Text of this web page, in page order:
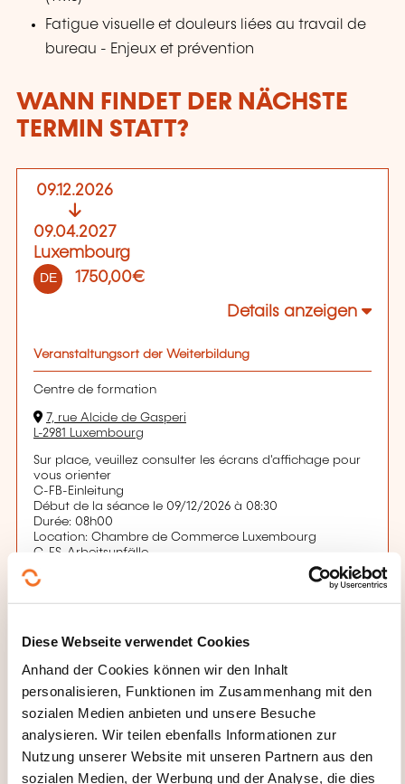
Diese Webseite verwendet Cookies
Anhand der Cookies können wir den Inhalt
personalisieren, Funktionen im Zusammenhang mit den
sozialen Medien anbieten und unsere Besuche
analysieren. Wir teilen ebenfalls Informationen zur
Nutzung unserer Website mit unseren Partnern aus den
sozialen Medien, der Werbung und der Analyse, die dies
Fatigue visuelle et douleurs liées au travail de
bureau - Enjeux et prévention
WANN FINDET DER NÄCHSTE
TERMIN STATT?
09.12.2026
09.04.2027
Luxembourg
DE 1750,00€
Details anzeigen
Veranstaltungsort der Weiterbildung
Centre de formation
7, rue Alcide de Gasperi
L-2981 Luxembourg
Sur place, veuillez consulter les écrans d'affichage pour
vous orienter
C-FB-Einleitung
Début de la séance le 09/12/2026 à 08:30
Durée: 08h00
Location: Chambre de Commerce Luxembourg
C-FS-Arbeitsunfälle
Début de la séance le 11/12/2026 à 13:30
Durée: 04h00
Durée: 04h00
C-FB-Methoden zur Analyse
Début de la séance le 18/12/2026 à 08:30
Durée: 08h00
Location: Chambre de Commerce Luxembourg
C-FB-Kommunikation
Début de la séance le 11/01/2027 à 08:30
Durée: 08h00